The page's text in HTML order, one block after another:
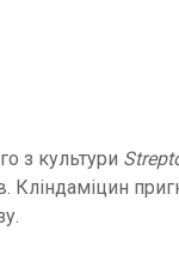
з культури
Кліндаміцин